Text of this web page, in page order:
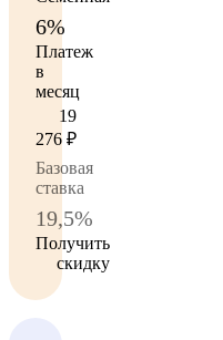
6%
Платеж
в
месяц
19
276 ₽
Базовая
ставка
19,5%
Получить
скидку